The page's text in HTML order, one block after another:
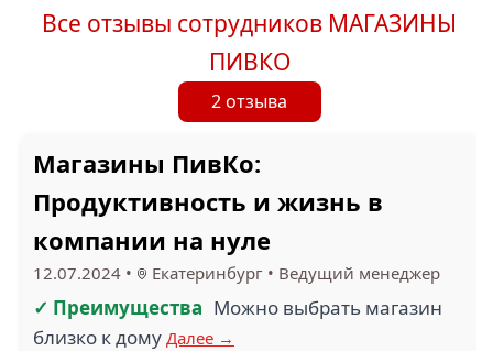
Все отзывы сотрудников МАГАЗИНЫ
ПИВКО
2 отзыва
Магазины ПивКо:
Продуктивность и жизнь в
компании на нуле
12.07.2024 • Екатеринбург • Ведущий менеджер
✓ Преимущества Можно выбрать магазин
близко к дому Далее →